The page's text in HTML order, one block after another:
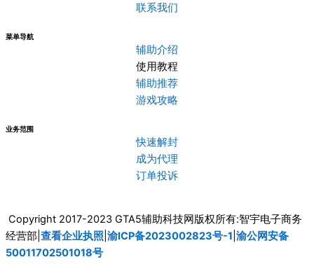
联系我们
菜单导航
辅助介绍
使用教程
辅助推荐
游戏攻略
业务范围
快速解封
成为代理
订单投诉
Copyright 2017-2023 GTA5辅助科技网版权所有:智宇电子商务
经营部| 查看企业执照 渝ICP备2023002823号-1 渝公网安备
50011702501018号